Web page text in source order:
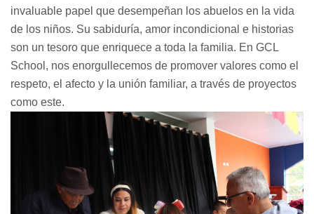
invaluable papel que desempeñan los abuelos en la vida
de los niños. Su sabiduría, amor incondicional e historias
son un tesoro que enriquece a toda la familia. En GCL
School, nos enorgullecemos de promover valores como el
respeto, el afecto y la unión familiar, a través de proyectos
como este.